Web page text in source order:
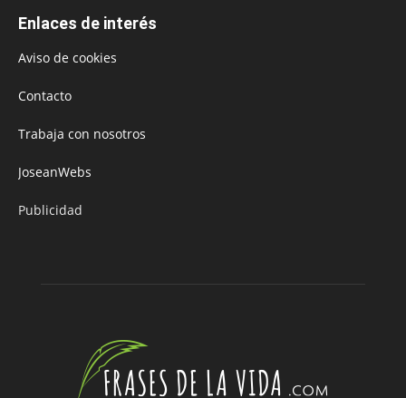
Enlaces de interés
Aviso de cookies
Contacto
Trabaja con nosotros
JoseanWebs
Publicidad